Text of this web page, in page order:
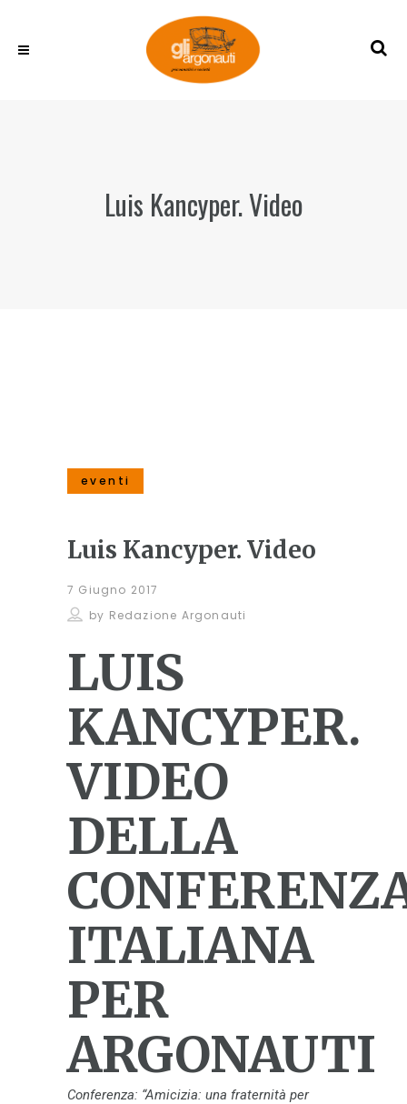
Luis Kancyper. Video
eventi
Luis Kancyper. Video
7 Giugno 2017
by Redazione Argonauti
LUIS
KANCYPER.
VIDEO
DELLA
ITALIANA
PER
ARGONAUTI
Conferenza: “Amicizia: una fraternità per